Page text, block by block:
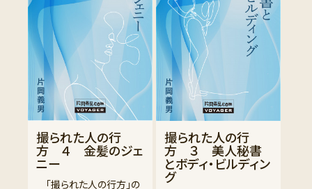
撮られた人の行
方 ４ 金髪のジェ
ニー
「撮られた人の行方」の
撮られた人の行
方 ３ 美人秘書
とボディ・ビルディン
グ